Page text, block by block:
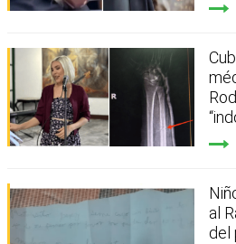
al
del